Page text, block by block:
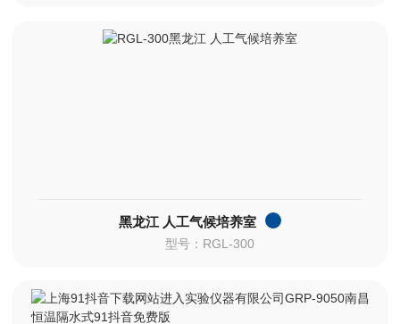
黑龙江 人工气候培养室
型号：RGL-300